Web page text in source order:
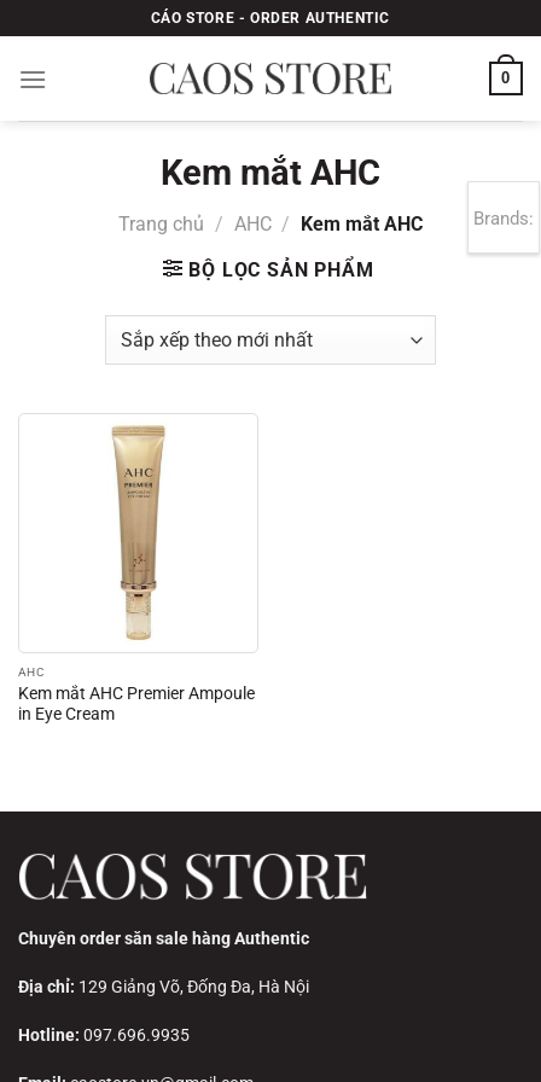
qua
nội
CÁO STORE - ORDER AUTHENTIC
0
Kem mắt AHC
Trang chủ / AHC /
Kem mắt AHC
BỘ LỌC SẢN PHẨM
AHC
Kem mắt AHC Premier Ampoule
in Eye Cream
Chuyên order săn sale hàng Authentic
Địa chỉ: 129 Giảng Võ, Đống Đa, Hà Nội
Hotline: 097.696.9935
Brands: